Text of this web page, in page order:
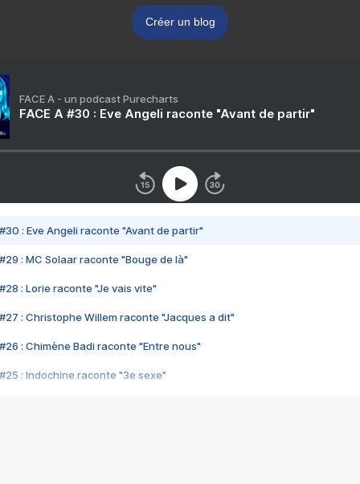
Créer un blog
FACE A - un podcast Purecharts
FACE A #30 : Eve Angeli raconte "Avant de partir"
#30 : Eve Angeli raconte "Avant de partir"
#29 : MC Solaar raconte "Bouge de là"
#28 : Lorie raconte "Je vais vite"
#27 : Christophe Willem raconte "Jacques a dit"
#26 : Chimène Badi raconte "Entre nous"
#25 : Indochine raconte "3e sexe"